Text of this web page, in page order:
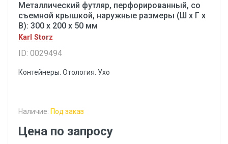
Металлический футляр, перфорированный, со
съемной крышкой, наружные размеры (Ш х Г х
В): 300 х 200 х 50 мм
Karl Storz
ID: 0029494
Контейнеры. Отология. Ухо
Наличие: Под заказ
Цена по запросу